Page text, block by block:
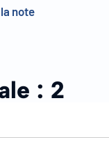
note
: 2